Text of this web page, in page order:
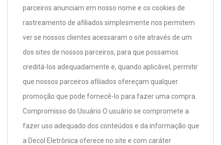
parceiros anunciam em nosso nome e os cookies de
rastreamento de afiliados simplesmente nos permitem
ver se nossos clientes acessaram o site através de um
dos sites de nossos parceiros, para que possamos
creditá-los adequadamente e, quando aplicável, permitir
que nossos parceiros afiliados ofereçam qualquer
promoção que pode fornecê-lo para fazer uma compra.
Compromisso do Usuário O usuário se compromete a
fazer uso adequado dos conteúdos e da informação que
a Decol Eletrônica oferece no site e com caráter